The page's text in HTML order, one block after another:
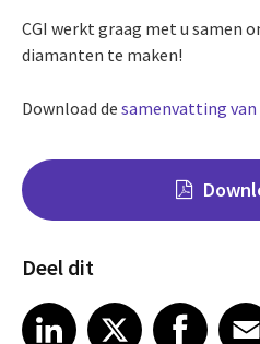
CGI werkt graag met u samen
diamanten te maken!
Download de samenvatting
Deel dit
Share on LinkedIn
LinkedIn
Share on X Share on FacebookFacebook
Share